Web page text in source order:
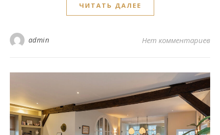
ЧИТАТЬ ДАЛЕЕ
admin Нет комментариев